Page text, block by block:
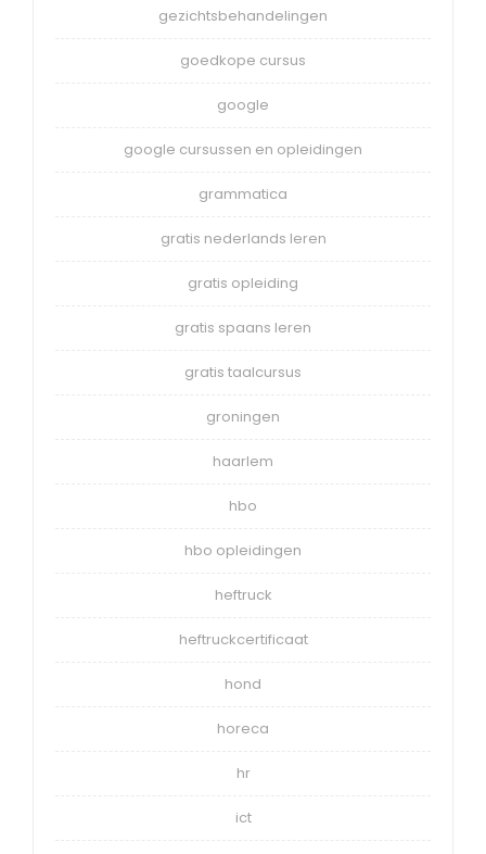
gezichtsbehandelingen
goedkope cursus
google
google cursussen en opleidingen
grammatica
gratis nederlands leren
gratis opleiding
gratis spaans leren
gratis taalcursus
groningen
haarlem
hbo
hbo opleidingen
heftruck
heftruckcertificaat
hond
horeca
hr
ict